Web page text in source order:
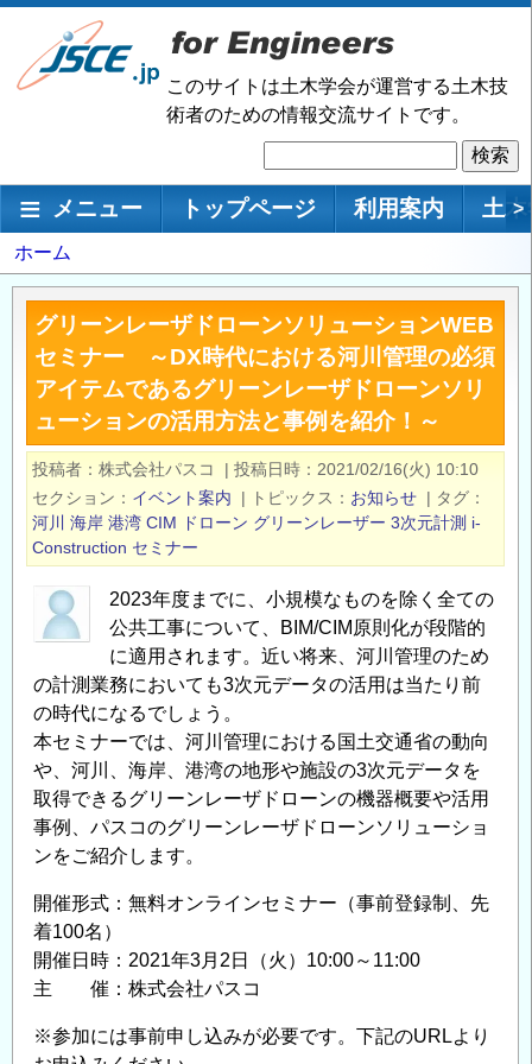
メ
ン
移
このサイトは土木学会が運営する土木技
術者のための情報交流サイトです。
索
メインナビゲーション
メニュー トップページ 利用案内 土 >
パ
ン
く
ず
ホーム
グリーンレーザドローンソリューションWEB
セミナー ～DX時代における河川管理の必須
アイテムであるグリーンレーザドローンソリ
ューションの活用方法と事例を紹介！～
投稿者 株式会社パスコ | 投稿日時
2021/02/16(火) 10:10
セクション
イベント案内 | トピックス お知らせ | タグ
河川
海岸 港湾 CIM ドローン グリーンレーザー 3次元計測 i-
Construction セミナー
2023年度までに、小規模なものを除く全ての
公共工事について、BIM/CIM原則化が段階的
に適用されます。近い将来、河川管理のため
の計測業務においても3次元データの活用は当たり前
の時代になるでしょう。
本セミナーでは、河川管理における国土交通省の動向
や、河川、海岸、港湾の地形や施設の3次元データを
取得できるグリーンレーザドローンの機器概要や活用
事例、パスコのグリーンレーザドローンソリューショ
ンをご紹介します。
開催形式：無料オンラインセミナー（事前登録制、先
着100名）
開催日時：2021年3月2日（火）10:00～11:00
主 催：株式会社パスコ
※参加には事前申し込みが必要です。下記のURLより